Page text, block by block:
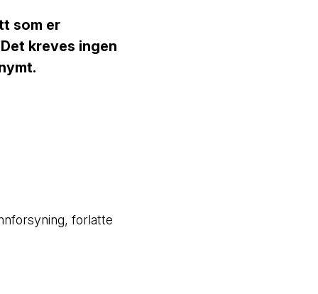
som er
kreves ingen
forlatte